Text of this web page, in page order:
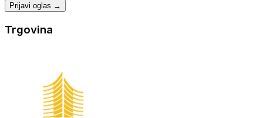
Prijavi oglas →
Trgovina